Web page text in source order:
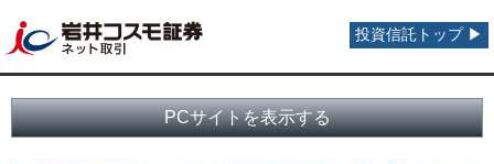
投資信託トップ ▶
PCサイトを表示する